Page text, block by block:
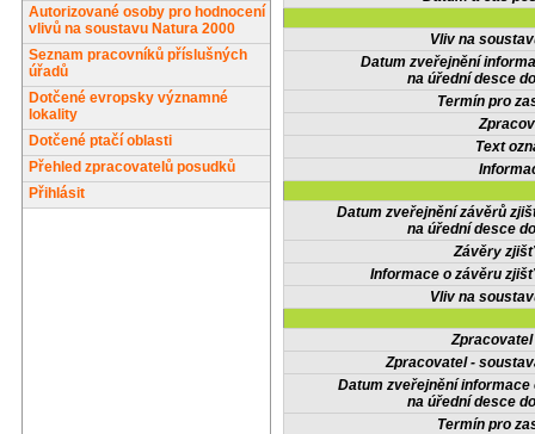
Autorizované osoby pro hodnocení
vlivů na soustavu Natura 2000
Seznam pracovníků příslušných
úřadů
Dotčené evropsky významné
lokality
Dotčené ptačí oblasti
Přehled zpracovatelů posudků
Přihlásit
Vliv na
Datum zveřejnění
na úřední desce
Termín pro
Text
Datum zveřejnění závěrů
na úřední desce
Závěry
Informace o závěru
Vliv na
Zpracovatel -
Datum zveřejnění informace
na úřední desce
Termín pro